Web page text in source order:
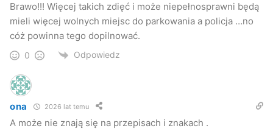
Brawo!!! Więcej takich zdięć i może niepełnosprawni będą
mieli więcej wolnych miejsc do parkowania a policja …no
cóż powinna tego dopilnować.
0 Odpowiedz
ona 2026 lat temu
A może nie znają się na przepisach i znakach .